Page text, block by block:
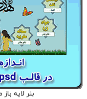
بنر لایه